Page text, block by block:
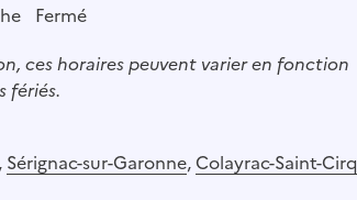
Fermé
ces horaires peuvent varier en fonction
fériés.
, Sérignac-sur-Garonne, Colayrac-Saint-Cirq